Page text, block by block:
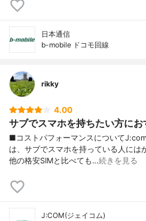
日本通信
b-mobile ドコモ回線
rikky
4.00
サブでスマホを持ちたい方に
■コストパフォーマンスについて
は、サブでスマホを持っている人には
他の格安SIMと比べても…続きを見る
J:COM(ジェイコム)